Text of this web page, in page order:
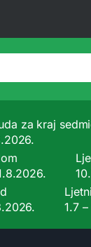
za kraj
1.7